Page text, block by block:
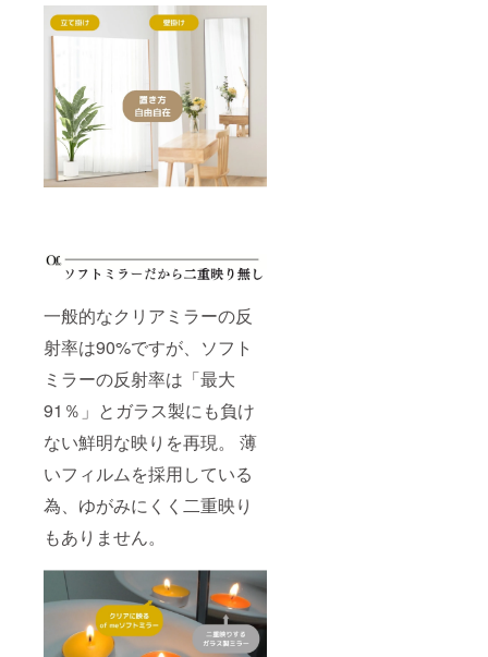
一般的なクリアミラーの反
射率は90%ですが、ソフト
ミラーの反射率は「最大
91％」とガラス製にも負け
ない鮮明な映りを再現。 薄
いフィルムを採用している
為、ゆがみにくく二重映り
もありません。